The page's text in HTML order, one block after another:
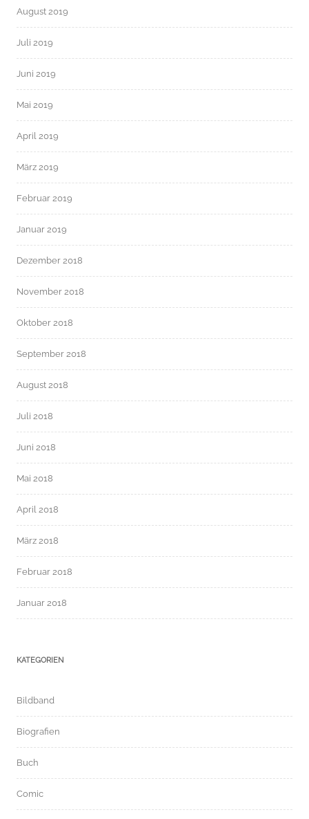
August 2019
Juli 2019
Juni 2019
Mai 2019
April 2019
März 2019
Februar 2019
Januar 2019
Dezember 2018
November 2018
Oktober 2018
September 2018
August 2018
Juli 2018
Juni 2018
Mai 2018
April 2018
März 2018
Februar 2018
Januar 2018
KATEGORIEN
Bildband
Biografien
Buch
Comic